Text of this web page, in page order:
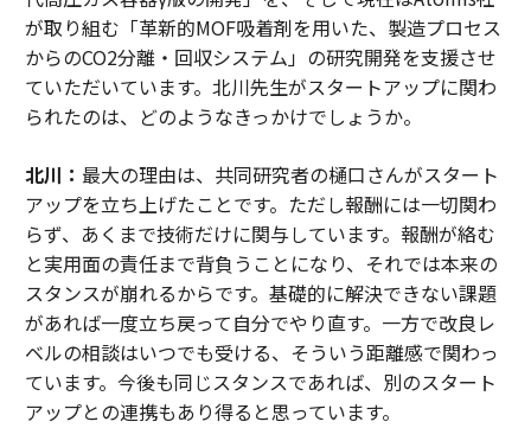
が取り組む「革新的MOF吸着剤を用いた、製造プロセス
からのCO2分離・回収システム」の研究開発を支援させ
ていただいています。北川先生がスタートアップに関わ
られたのは、どのようなきっかけでしょうか。
北川： 最大の理由は、共同研究者の樋口さんがスタート
アップを立ち上げたことです。ただし報酬には一切関わ
らず、あくまで技術だけに関与しています。報酬が絡む
と実用面の責任まで背負うことになり、それでは本来の
スタンスが崩れるからです。基礎的に解決できない課題
があれば一度立ち戻って自分でやり直す。一方で改良レ
ベルの相談はいつでも受ける、そういう距離感で関わっ
ています。今後も同じスタンスであれば、別のスタート
アップとの連携もあり得ると思っています。